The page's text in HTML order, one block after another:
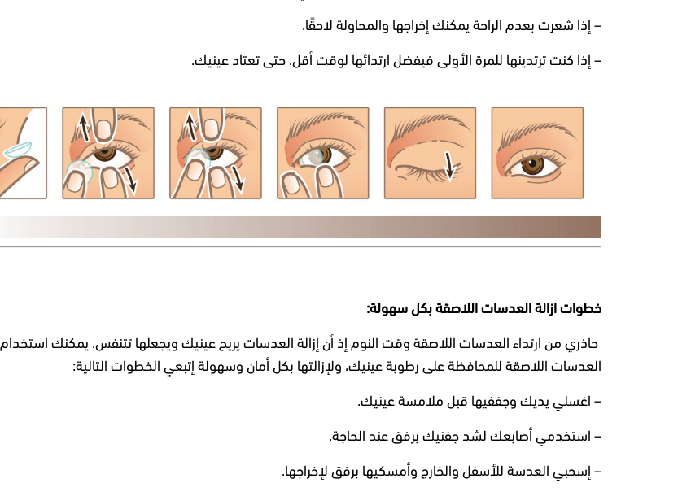
– إذا شعرت بعدم الراحة يمكنك إخراجها والمحاولة لاحقًا.
– إذا كنت ترتدينها للمرة الأولى فيفضل ارتدائها لوقت أقل، حتى تعتاد عينيك.
خطوات ازالة العدسات اللاصقة بكل سهولة:
حاذري من ارتداء العدسات اللاصقة وقت النوم إذ أن إزالة العدسات يريح عينيك ويجعلها تتنفس. يمكنك استخدام
العدسات اللاصقة للمحافظة على رطوبة عينيك، ولإزالتها بكل أمان وسهولة إتبعي الخطوات التالية:
– اغسلي يديك وجففيها قبل ملامسة عينيك.
– استخدمي أصابعك لشد جفنيك برفق عند الحاجة.
– إسحبي العدسة للأسفل والخارج وأمسكيها برفق لإخراجها.